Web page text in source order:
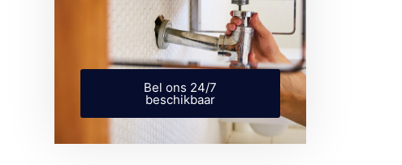
Bel ons 24/7
beschikbaar